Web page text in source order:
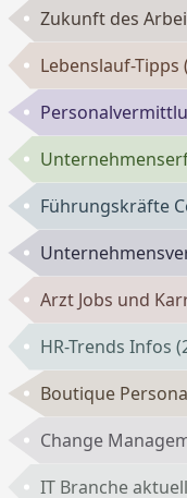
Zukunft des
Lebenslauf-Tipps
Führungskräfte
Arzt Jobs und
HR-Trends Infos
Boutique
Change
IT Branche